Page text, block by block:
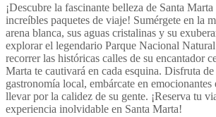
¡Descubre la fascinante belleza de Santa
increíbles paquetes de viaje! Sumérgete en la
arena blanca, sus aguas cristalinas y su
explorar el legendario Parque Nacional
recorrer las históricas calles de su encantador
Marta te cautivará en cada esquina. Disfruta
gastronomía local, embárcate en
llevar por la calidez de su gente. ¡Reserva tu
experiencia inolvidable en Santa Marta!